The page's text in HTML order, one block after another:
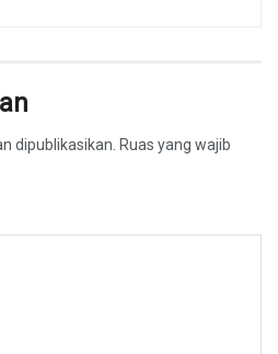
dipublikasikan. Ruas yang wajib